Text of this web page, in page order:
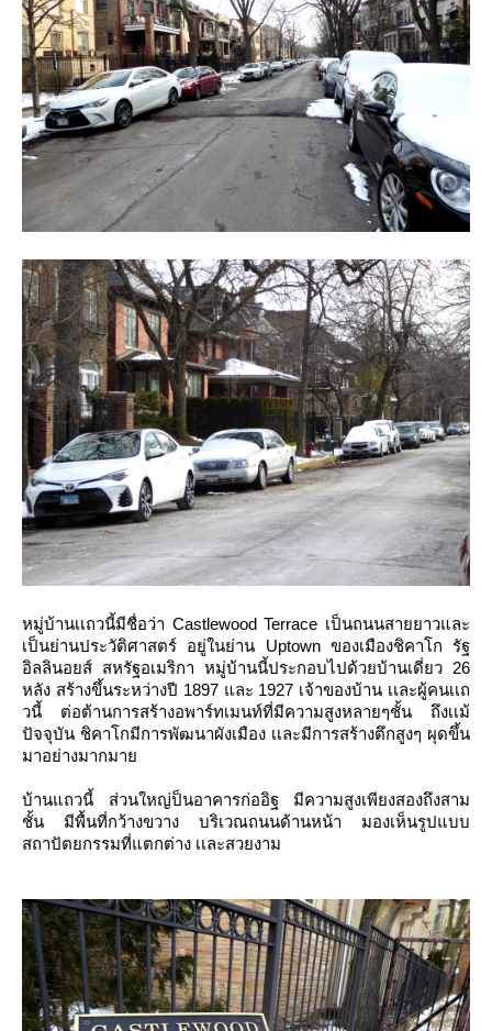
หมู่บ้านเเถวนี้มีชื่อว่า Castlewood Terrace เป็นถนนสายยาวและ
เป็นย่านประวัติศาสตร์ อยู่ในย่าน Uptown ของเมืองชิคาโก รัฐ
อิลลินอยส์ สหรัฐอเมริกา หมู่บ้านนี้ประกอบไปด้วยบ้านเดี่ยว 26
หลัง สร้างขึ้นระหว่างปี 1897 และ 1927 เจ้าของบ้าน เเละผู้คนเเถ
วนี้ ต่อต้านการสร้างอพาร์ทเมนท์ที่มีความสูงหลายๆชั้น ถึงเเม้
ปัจจุบัน ชิคาโกมีการพัฒนาผังเมือง เเละมีการสร้างตึกสูงๆ ผุดขึ้น
มาอย่างมากมาย
บ้านแถวนี้ ส่วนใหญ่ป็นอาคารก่ออิฐ มีความสูงเพียงสองถึงสาม
ชั้น มีพื้นที่กว้างขวาง บริเวณถนนด้านหน้า มองเห็นรูปแบบ
สถาปัตยกรรมที่แตกต่าง เเละสวยงาม